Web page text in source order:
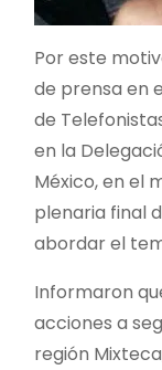
Por este
de prensa en
de
en la
México, en el
plenaria final
abordar el
Informaron
acciones a
región